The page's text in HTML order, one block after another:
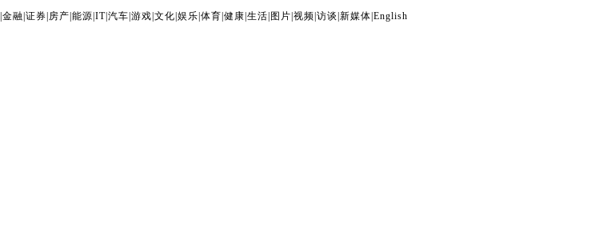
金融 证券 房产 能源 IT| 汽车 游戏 文化 娱乐 体育 健康 生活 图片 视频 访谈 新媒体 English